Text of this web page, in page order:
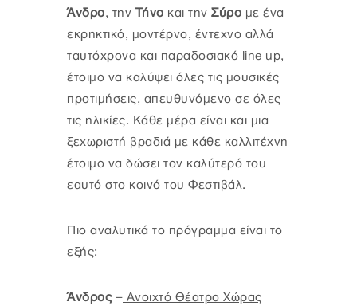
Άνδρο, την Τήνο και την Σύρο με ένα
εκρηκτικό, μοντέρνο, έντεχνο αλλά
ταυτόχρονα και παραδοσιακό line up,
έτοιμο να καλύψει όλες τις μουσικές
προτιμήσεις, απευθυνόμενο σε όλες
τις ηλικίες. Κάθε μέρα είναι και μια
ξεχωριστή βραδιά με κάθε καλλιτέχνη
έτοιμο να δώσει τον καλύτερό του
εαυτό στο κοινό του Φεστιβάλ.
Πιο αναλυτικά το πρόγραμμα είναι το
εξής:
Άνδρος– Ανοιχτό Θέατρο Χώρας